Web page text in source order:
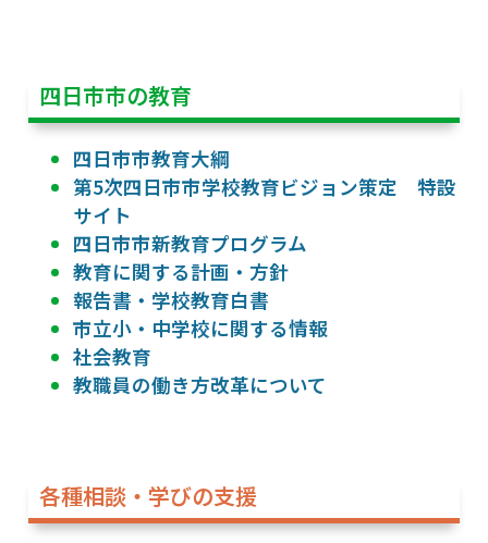
四日市市の教育
四日市市教育大綱
第5次四日市市学校教育ビジョン策定 特設
サイト
四日市市新教育プログラム
教育に関する計画・方針
報告書・学校教育白書
市立小・中学校に関する情報
社会教育
教職員の働き方改革について
各種相談・学びの支援